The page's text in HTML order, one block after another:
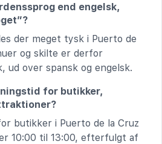
end engelsk,
der meget tysk i Puerto de
og skilte er derfor
ud over spansk og engelsk.
for butikker,
butikker i Puerto de la Cruz
10:00 til 13:00, efterfulgt af